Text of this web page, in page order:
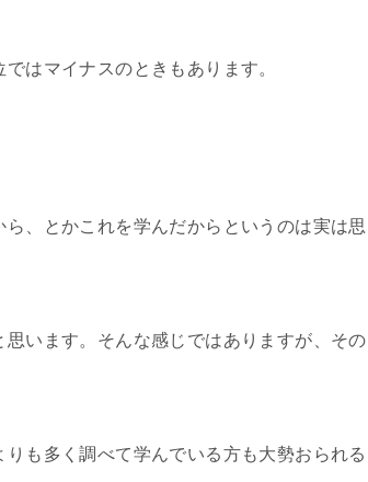
はマイナスのときもあります。
、とかこれを学んだからというのは実は思
います。そんな感じではありますが、その
も多く調べて学んでいる方も大勢おられる